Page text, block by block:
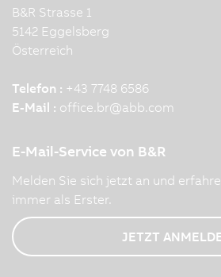
B&R Strasse 1
5142 Eggelsberg
Österreich
Telefon : +43 7748 6586
E-Mail : office.br@abb.com
E-Mail-Service von B&R
Melden Sie sich jetzt an und
immer als Erster.
JETZT